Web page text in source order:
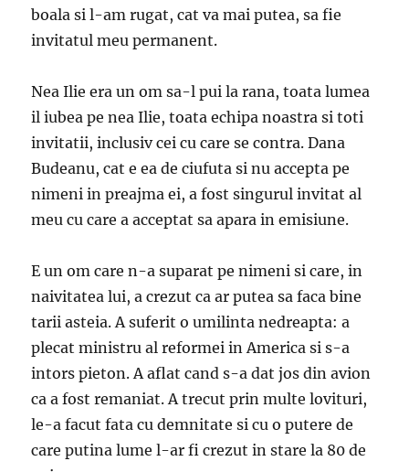
boala si l-am rugat, cat va mai putea, sa fie
invitatul meu permanent.
Nea Ilie era un om sa-l pui la rana, toata lumea
il iubea pe nea Ilie, toata echipa noastra si toti
invitatii, inclusiv cei cu care se contra. Dana
Budeanu, cat e ea de ciufuta si nu accepta pe
nimeni in preajma ei, a fost singurul invitat al
meu cu care a acceptat sa apara in emisiune.
E un om care n-a suparat pe nimeni si care, in
naivitatea lui, a crezut ca ar putea sa faca bine
tarii asteia. A suferit o umilinta nedreapta: a
plecat ministru al reformei in America si s-a
intors pieton. A aflat cand s-a dat jos din avion
ca a fost remaniat. A trecut prin multe lovituri,
le-a facut fata cu demnitate si cu o putere de
care putina lume l-ar fi crezut in stare la 80 de